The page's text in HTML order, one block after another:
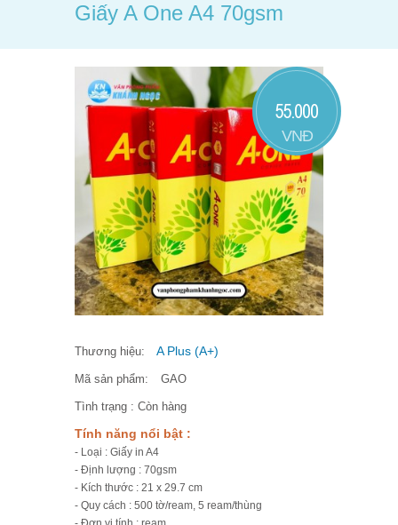
Giấy A One A4 70gsm
55.000
VNĐ
Thương hiệu: A Plus (A+)
Mã sản phẩm: GAO
Tình trạng : Còn hàng
Tính năng nổi bật :
- Loại : Giấy in A4
- Định lượng : 70gsm
- Kích thước : 21 x 29.7 cm
- Quy cách : 500 tờ/ream, 5 ream/thùng